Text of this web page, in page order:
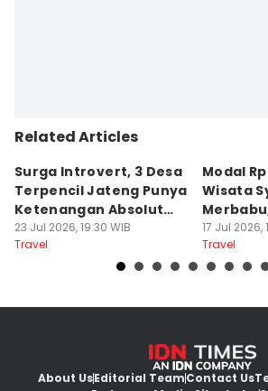
Related Articles
Surga Introvert, 3 Desa
Terpencil Jateng Punya
Ketenangan Absolut
Untuk Disconect
23 Jul 2026, 19:30 WIB
Travel
Modal
Wisata
akhir
17 Jul 2026,
Travel
About UsEditorial TeamContact Us